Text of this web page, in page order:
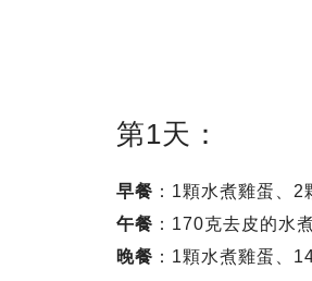
第1天：
早餐 ：1顆水煮雞蛋、
午餐 ：170克去皮的水
晚餐 ：1顆水煮雞蛋、